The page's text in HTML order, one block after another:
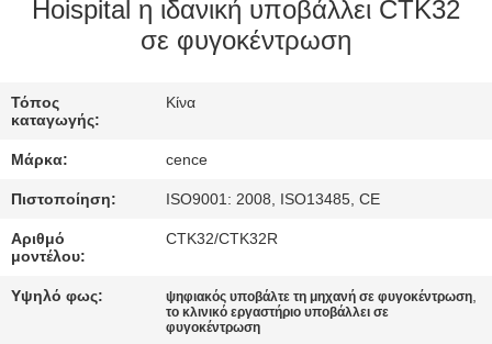
ΈΛΕΓΧΟΣ
ΠΟΙΌΤΗΤΑΣ
ΕΠΙΚΟΙΝΩΝΉΣΤΕ
ΜΑΖΊ
ΜΑΣ
ΕΙΔΉΣΕΙΣ
ΥΠΟΘΈΣΕΙΣ
Hoispital η ιδανική υποβάλλει CTK32
σε φυγοκέντρωση
Τόπος
καταγωγής:
Κίνα
Μάρκα: cence
Πιστοποίηση: ISO9001: 2008, ISO13485, CE
Αριθμό
μοντέλου:
CTK32/CTK32R
Υψηλό φως: ψηφιακός υποβάλτε τη μηχανή σε φυγοκέντρωση,
το κλινικό εργαστήριο υποβάλλει σε
φυγοκέντρωση